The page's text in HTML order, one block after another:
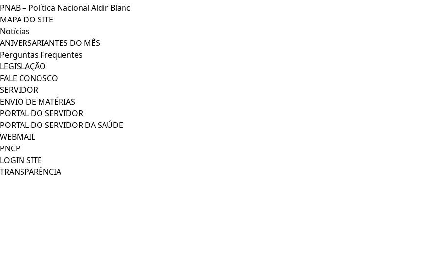
PNAB – Política Nacional Aldir Blanc
MAPA DO SITE
Notícias
ANIVERSARIANTES DO MÊS
Perguntas Frequentes
LEGISLAÇÃO
FALE CONOSCO
SERVIDOR
ENVIO DE MATÉRIAS
PORTAL DO SERVIDOR
PORTAL DO SERVIDOR DA SAÚDE
WEBMAIL
PNCP
LOGIN SITE
TRANSPARÊNCIA